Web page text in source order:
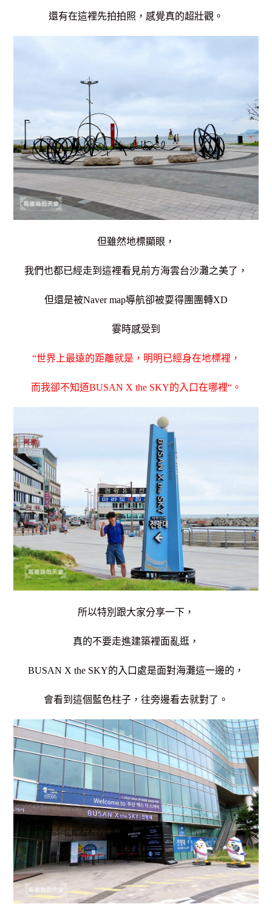
還有在這裡先拍拍照，感覺真的超壯觀。
但雖然地標顯眼，
我們也都已經走到這裡看見前方海雲台沙灘之美了，
但還是被Naver map導航卻被耍得團團轉XD
霎時感受到
“世界上最遠的距離就是，明明已經身在地標裡，
而我卻不知道BUSAN X the SKY的入口在哪裡“。
所以特別跟大家分享一下，
真的不要走進建築裡面亂逛，
BUSAN X the SKY的入口處是面對海灘這一邊的，
會看到這個藍色柱子，往旁邊看去就對了。